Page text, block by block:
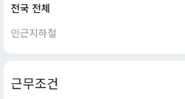
전국 전체
인근지하철
근무조건